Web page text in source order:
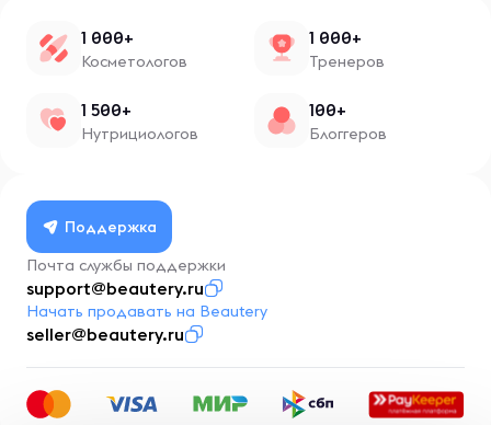
1 000+
Косметологов
1 000+
Тренеров
1 500+
Нутрициологов
100+
Блоггеров
Поддержка
Почта службы поддержки
support@beautery.ru
Начать продавать на Beautery
seller@beautery.ru